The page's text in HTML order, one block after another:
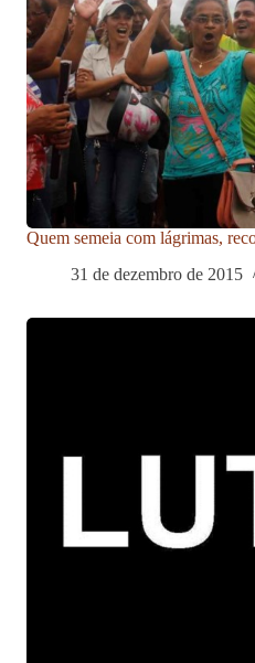
Quem semeia com lágrimas,
31 de dezembro de 2015